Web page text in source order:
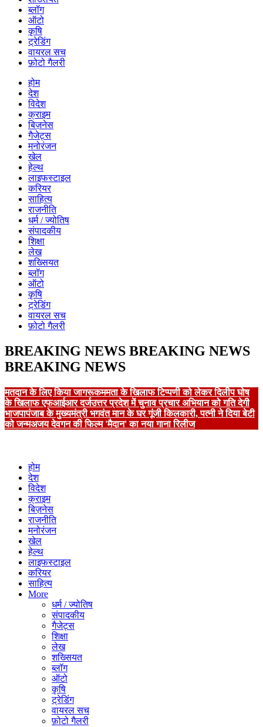
ब्लॉग
ऑटो
कृषि
ट्रेडिंग
वायरल सच
फ़ोटो गैलरी
होम
देश
विदेश
क्राइम
बिज़नेस
गैजेट्स
मनोरंजन
खेल
हेल्थ
लाइफस्टाइल
करियर
साहित्य
राजनीति
धर्म / ज्योतिष
संपादकीय
शिक्षा
लेख
शख्सियत
ब्लॉग
ऑटो
कृषि
ट्रेडिंग
वायरल सच
फ़ोटो गैलरी
BREAKING NEWS BREAKING NEWS
BREAKING NEWS
मतदान के लिए किया जागरूकममता के खिलाफ टिप्पणी को लेकर दिलीप घोष
के खिलाफ एफआईआर दर्जउत्तर प्रदेश में चुनाव प्रचार अभियान को गति देगी
भाजपापंजाब के मुख्यमंत्री भगवंत मान के घर गूंजी किलकारी, पत्नी ने दिया बेटी
को जन्मअजय देवगन की फिल्म 'मैदान' का नया गाना रिलीज
होम
देश
विदेश
क्राइम
बिज़नेस
राजनीति
मनोरंजन
खेल
हेल्थ
लाइफस्टाइल
करियर
साहित्य
More
धर्म / ज्योतिष
संपादकीय
गैजेट्स
शिक्षा
लेख
शख्सियत
ब्लॉग
ऑटो
कृषि
ट्रेडिंग
वायरल सच
फ़ोटो गैलरी